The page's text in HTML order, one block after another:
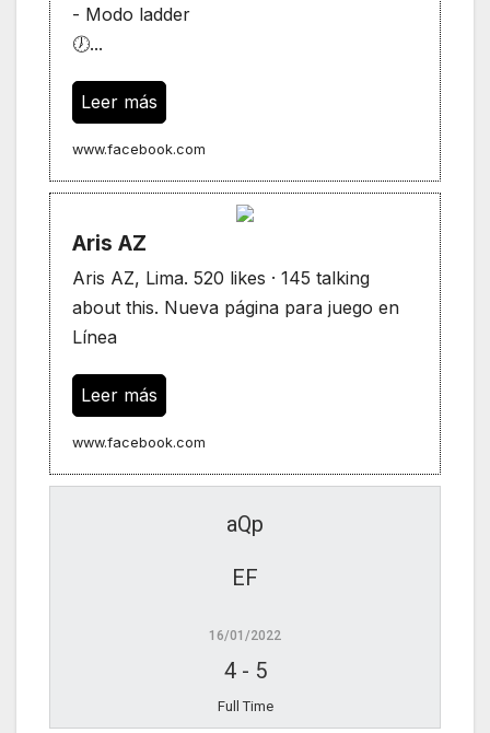
- Modo ladder
🕖...
Leer más
www.facebook.com
Aris AZ
Aris AZ, Lima. 520 likes · 145 talking
about this. Nueva página para juego en
Línea
Leer más
www.facebook.com
aQp
EF
16/01/2022
4- 5
Full Time